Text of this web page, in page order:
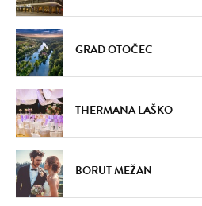
GRAD OTOČEC
THERMANA LAŠKO
BORUT MEŽAN